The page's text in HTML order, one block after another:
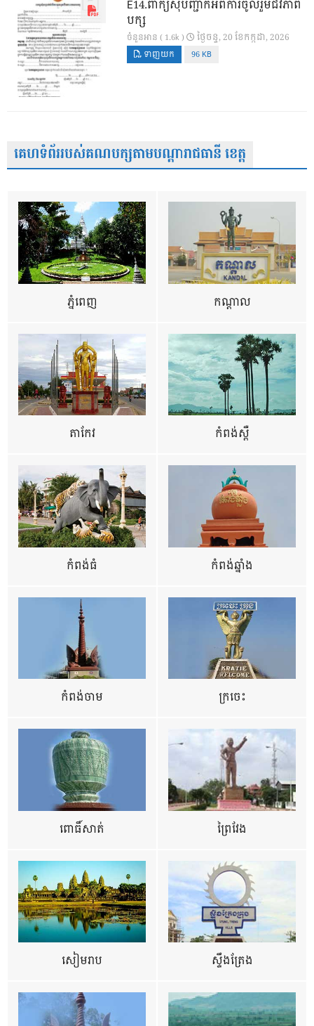
E14.ពាក្យសុំបញ្ជាក់អំពីការចូលរួមជីវភាព
បក្ស
ចំនួនអាន ( 1.6k ) ថ្ងៃ​ចន្ទ, 20 ខែ​កក្កដា, 2026
ទាញយក 96 KB
គេហទំព័ររបស់គណបក្សតាមបណ្តារាជធានី ខេត្ត
ភ្នំពេញ កណ្តាល
តាកែវ កំពង់ស្ពឺ
កំពង់ធំ កំពង់ឆ្នាំង
កំពង់ចាម ក្រចេះ
ពោធិ៍សាត់ ព្រៃវែង
សៀមរាប ស្ទឹងត្រែង